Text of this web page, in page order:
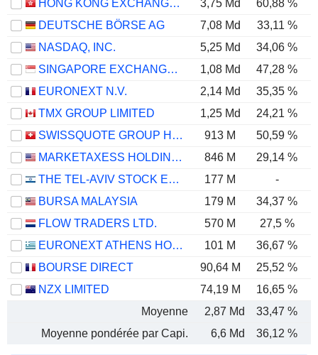
HONG KONG EXCHANGES AND CLEARING LIMITED
3,75 Md 60,88 %
DEUTSCHE BÖRSE AG
7,08 Md 33,11 %
NASDAQ, INC.
5,25 Md 34,06 %
SINGAPORE EXCHANGE LIMITED
1,08 Md 47,28 %
EURONEXT N.V.
2,14 Md 35,35 %
TMX GROUP LIMITED
1,25 Md 24,21 %
SWISSQUOTE GROUP HOLDING SA
913 M 50,59 %
MARKETAXESS HOLDINGS INC.
846 M 29,14 %
THE TEL-AVIV STOCK EXCHANGE LTD.
177 M
-
BURSA MALAYSIA
179 M 34,37 %
FLOW TRADERS LTD.
570 M 27,5 %
EURONEXT ATHENS HOLDING S.A.
101 M 36,67 %
BOURSE DIRECT
90,64 M 25,52 %
NZX LIMITED
74,19 M 16,65 %
Moyenne
2,87 Md 33,47 %
Moyenne pondérée par Capi.
6,6 Md 36,12 %